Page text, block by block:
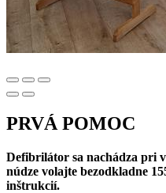
PRVÁ POMOC
Defibrilátor sa nachádza pri
núdze volajte bezodkladne
inštrukcií.